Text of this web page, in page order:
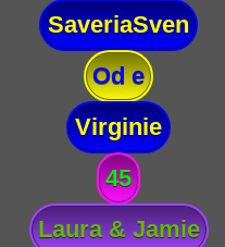
SaveriaSven
Od e
Virginie
45
Laura & Jamie